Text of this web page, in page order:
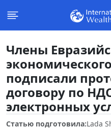
Члены
подписали
договору по
электронных
Статью подготовила:Lada